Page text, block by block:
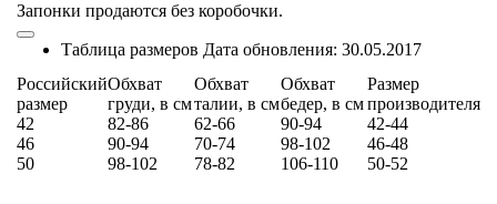
Запонки продаются без коробочки.
Таблица размеров Дата обновления: 30.05.2017
Российский
размер
Обхват
груди, в см
Обхват
талии, в см
Обхват
бедер, в см
Размер
производителя
42
82-86 62-66 90-94
42-44
46
90-94 70-74 98-102
46-48
50
98-102 78-82 106-110 50-52